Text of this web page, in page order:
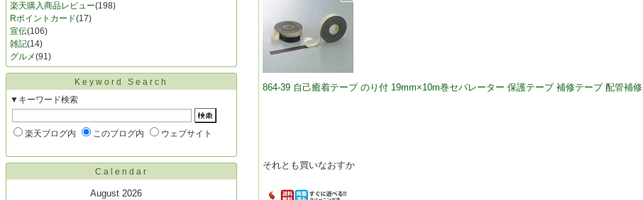
楽天購入商品レビュー(198)
Rポイントカード(17)
宣伝(106)
雑記(14)
グルメ(91)
Keyword Search
▼キーワード検索
楽天ブログ内 このブログ内 ウェブサイト
Calendar
August 2026
864-39 自己癒着テープ のり付 19mm×10m巻セパレーター 保護テープ 補修テープ 配管補修
それとも買いなおすか